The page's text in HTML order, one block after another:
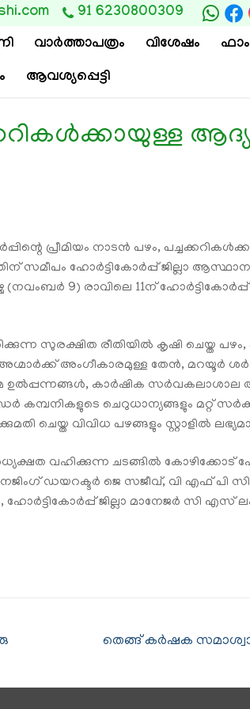
91 6230800309
വാ‍ർത്താപത്രം വിശേഷം
ആവശ്യപ്പെട്ടി
പ്രീമിയം നാടൻ പഴം,
സമീപം ഹോർട്ടികോർപ്പ് ജില്ലാ
(നവംബർ 9) രാവിലെ 11ന്
സുരക്ഷിത രീതിയിൽ കൃഷി ചെയ്ത പഴം,
അംഗീകാരമുള്ള തേൻ, മറയൂർ
ഉൽപ്പന്നങ്ങൾ, കാർഷിക
കമ്പനികളുടെ ചെറുധാന്യങ്ങളും മറ്റ്
ചെയ്ത വിവിധ പഴങ്ങളും സ്റ്റാളിൽ
വഹിക്കുന്ന ചടങ്ങിൽ കോഴിക്കോട്
ഡയറക്ടർ ജെ സജീവ്, വി എഫ് പി സി
ജില്ലാ മാനേജർ സി എസ്
തെങ്ങ് കര്‍ഷക